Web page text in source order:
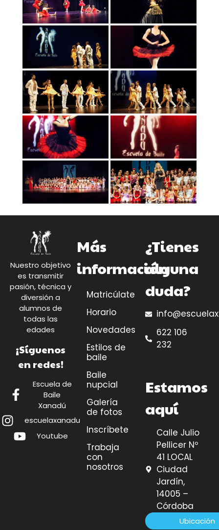
Nuestro objetivo
es transmitir
pasión, técnica y
diversión a
alumnos de
todas las
edades
¡Síguenos
en redes!
Escuela de
Baile
Xanadú
escuelaxanadu
Youtube
Más
información
Matricúlate
Horario
Novedades
Estilos de
baile
Baile
nupcial
Galería
de fotos
Inscríbete
Trabaja
con
nosotros
¿Tienes
alguna
duda?
622 106
232
Estamos
aquí
Calle Julio
Pellicer Nº
41 LOCAL
Ciudad
Jardín,
14005 –
Córdoba
Ubicación